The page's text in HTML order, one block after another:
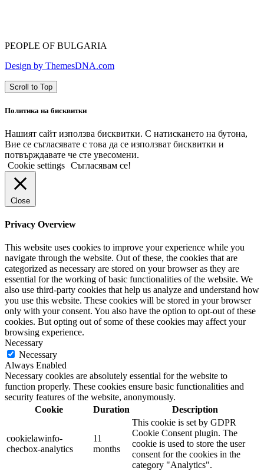
PEOPLE OF BULGARIA
Design by ThemesDNA.com
Scroll to Top
Политика на бисквитки
Нашият сайт използва бисквитки. С натискането на бутона,
Вие се съгласявате с това да се използват бисквитки и
потвърждавате че сте увесомени.
Cookie settings Съгласявам се!
Close
Privacy Overview
This website uses cookies to improve your experience while you
navigate through the website. Out of these, the cookies that are
categorized as necessary are stored on your browser as they are
essential for the working of basic functionalities of the website. We
also use third-party cookies that help us analyze and understand how
you use this website. These cookies will be stored in your browser
only with your consent. You also have the option to opt-out of these
cookies. But opting out of some of these cookies may affect your
browsing experience.
Necessary
Necessary
Always Enabled
Necessary cookies are absolutely essential for the website to
function properly. These cookies ensure basic functionalities and
security features of the website, anonymously.
Cookie
Duration Description
cookielawinfo-
checbox-analytics
11
months
This cookie is set by GDPR
Cookie Consent plugin. The
cookie is used to store the user
consent for the cookies in the
category "Analytics".